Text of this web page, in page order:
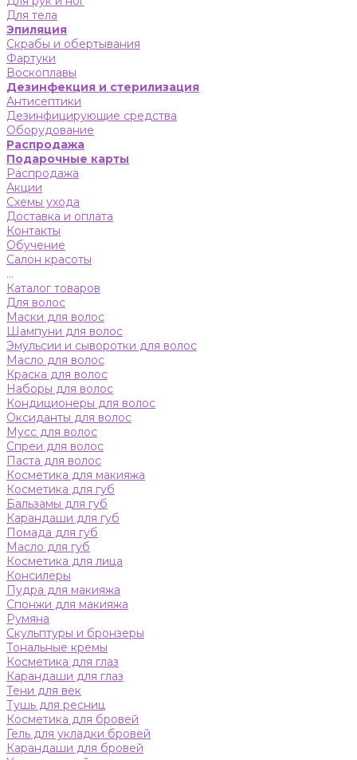
Для тела
Эпиляция
Скрабы и обертывания
Фартуки
Воскоплавы
Дезинфекция и стерилизация
Антисептики
Дезинфицирующие средства
Оборудование
Распродажа
Подарочные карты
Распродажа
Акции
Схемы ухода
Доставка и оплата
Контакты
Обучение
Салон красоты
...
Каталог товаров
Для волос
Маски для волос
Шампуни для волос
Эмульсии и сыворотки для волос
Масло для волос
Краска для волос
Наборы для волос
Кондиционеры для волос
Оксиданты для волос
Мусс для волос
Спреи для волос
Паста для волос
Косметика для макияжа
Косметика для губ
Бальзамы для губ
Карандаши для губ
Помада для губ
Масло для губ
Косметика для лица
Консилеры
Пудра для макияжа
Спонжи для макияжа
Румяна
Скульптуры и бронзеры
Тональные кремы
Косметика для глаз
Карандаши для глаз
Тени для век
Тушь для ресниц
Косметика для бровей
Гель для укладки бровей
Карандаши для бровей